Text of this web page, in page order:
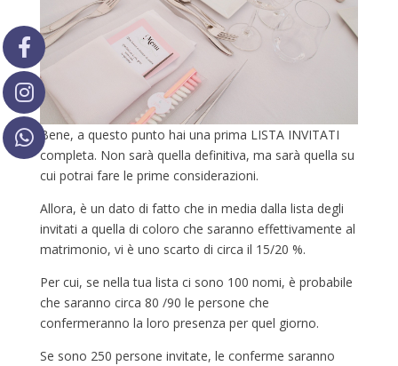
Bene, a questo punto hai una prima LISTA INVITATI
completa. Non sarà quella definitiva, ma sarà quella su
cui potrai fare le prime considerazioni.
Allora, è un dato di fatto che in media dalla lista degli
invitati a quella di coloro che saranno effettivamente al
matrimonio, vi è uno scarto di circa il 15/20 %.
Per cui, se nella tua lista ci sono 100 nomi, è probabile
che saranno circa 80 /90 le persone che
confermeranno la loro presenza per quel giorno.
Se sono 250 persone invitate, le conferme saranno